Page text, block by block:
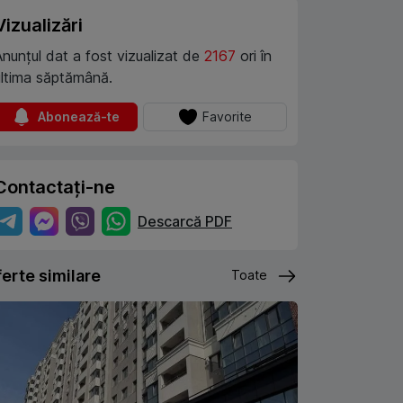
dat a fost vizualizat de 2167 ori în
săptămână.
Abonează-te Favorite
ne
Descarcă PDF
similare Toate